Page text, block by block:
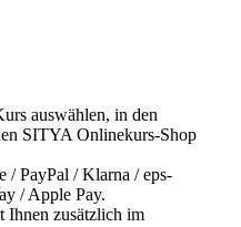
auswählen, in den
SITYA Onlinekurs-Shop
/ PayPal / Klarna / eps-
/ Apple Pay.
Ihnen zusätzlich im